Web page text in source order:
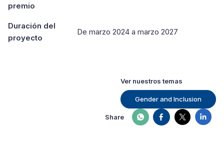
premio
Duración del
proyecto
De marzo 2024 a marzo 2027
Ver nuestros temas
Gender and Inclusion
Share